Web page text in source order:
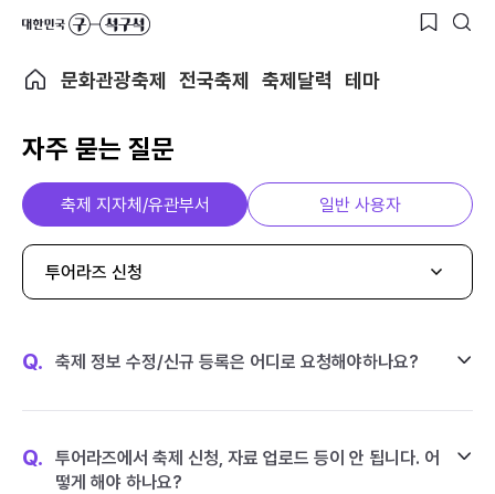
문화관광축제 전국축제 축제달력 테마
자주 묻는 질문
축제 지자체/유관부서 일반 사용자
투어라즈 신청
Q. 축제 정보 수정/신규 등록은 어디로 요청해야하나요?
Q.
투어라즈에서 축제 신청, 자료 업로드 등이 안 됩니다. 어
떻게 해야 하나요?